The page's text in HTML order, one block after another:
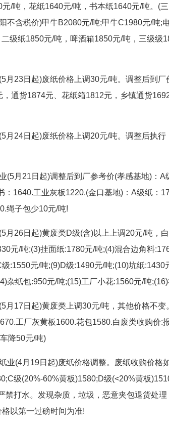
/吨，花纸1640元/吨，书本纸1640元/吨。(
不含税价)甲牛B2080元/吨;甲牛C1980元/吨;
级纸1850元/吨，啤酒箱1850元/吨，三级级
23日起)废纸价格上调30元/吨。调整后到厂
通货1874元、花纸箱1812元，乡镇通货
24日起)废纸价格上调20元/吨。调整后执行
月21日起)调整后到厂参考价(孝感基地)：A
：1640.工业灰板1220.(金口基地)：A级纸：
绳子包少10元/吨!
26日起)黄废类D级(含)以上上调20元/吨，白
元/吨;(3)挂面纸:1780元/吨;(4)混合边角料
:1550元/吨;(9)D级:1490元/吨;(10)坑纸
杂纸包:950元/吨;(15)工厂小花:1560元/吨;(16)
17日起)黄废类上调30元/吨，其他价格不变
工厂灰黄板1600.花包1580.白废类收购价:
降50元/吨)
(4月19日起)废纸价格调整。废纸收购价格
级(20%-60%黄板)1580;D级(<20%黄板
禁打水。发现杂质，垃圾，恶意夹包退货处
以第一过磅时间为准!